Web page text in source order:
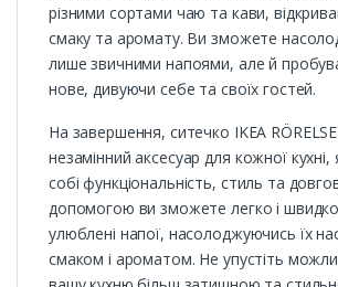
різними сортами чаю та кави,
смаку та аромату. Ви зможете
лише звичними напоями, але й
нове, дивуючи себе та своїх гостей.
На завершення, ситечко IKEA
незамінний аксесуар для кожної кухні,
собі функціональність, стиль та
допомогою ви зможете легко і
улюблені напої, насолоджуючись їх
смаком і ароматом. Не упустіть